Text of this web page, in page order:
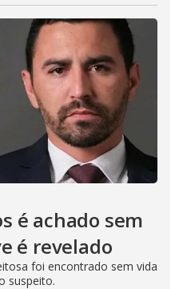
é achado sem
é revelado
foi encontrado sem vida
suspeito.